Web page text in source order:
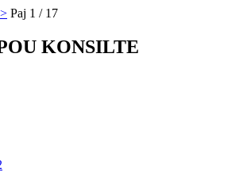
Paj 1 / 17
KONSILTE